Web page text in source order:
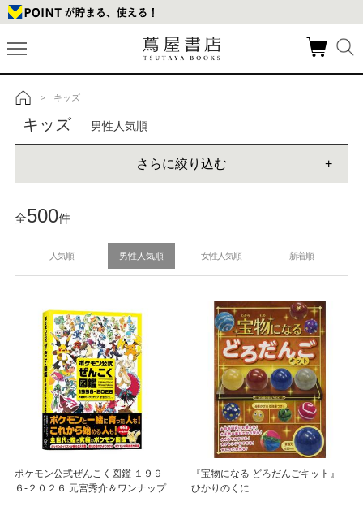
トップ
> キッズ
キッズ 男性人気順
さらに絞り込む
全500件
人気順 男性人気順 女性人気順 新着順
ポケモン公式ぜんこく図鑑 １９９
６-２０２６ 元宮秀介＆ワンナップ
『宝物になる どろだんごキット』
ひかりのくに